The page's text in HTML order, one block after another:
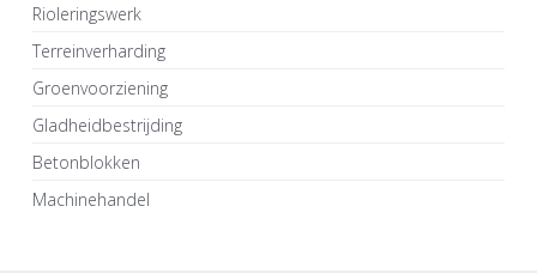
Rioleringswerk
Terreinverharding
Groenvoorziening
Gladheidbestrijding
Betonblokken
Machinehandel